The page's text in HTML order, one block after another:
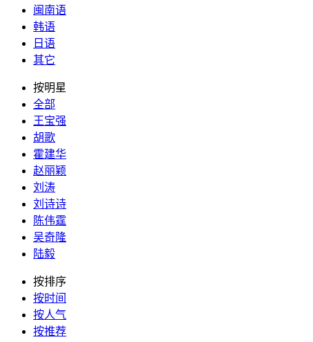
闽南语
韩语
日语
其它
按明星
全部
王宝强
胡歌
霍建华
赵丽颖
刘涛
刘诗诗
陈伟霆
吴奇隆
陆毅
按排序
按时间
按人气
按推荐